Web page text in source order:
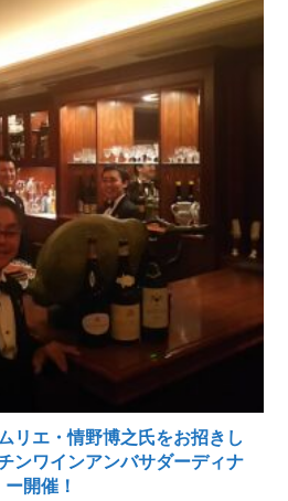
リエ・情野博之氏をお招きし
ンワインアンバサダーディナ
ー開催！